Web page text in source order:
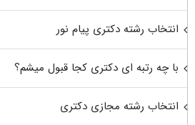
انتخاب رشته دکتری پیام نور
با چه رتبه ای دکتری کجا قبول میشم؟
انتخاب رشته مجازی دکتری